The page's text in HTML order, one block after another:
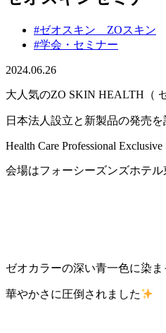
#ゼオスキン ZOスキン
#学会・セミナー
2024.06.26
大人気のZO SKIN HEALTH（
日本法人設立と新製品の発売
Health Care Professional Exclusive
会場はフォーシーズンズホテル
ゼオカラーの深い青一色に染ま
華やかさに圧倒されました